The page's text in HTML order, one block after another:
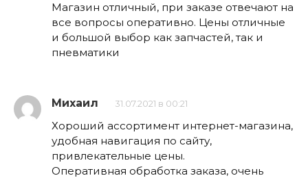
Магазин отличный, при заказе отвечают на
все вопросы оперативно. Цены отличные
и большой выбор как запчастей, так и
пневматики
Михаил 31.07.2021 в 00:21
Хороший ассортимент интернет-магазина,
удобная навигация по сайту,
привлекательные цены.
Оперативная обработка заказа, очень